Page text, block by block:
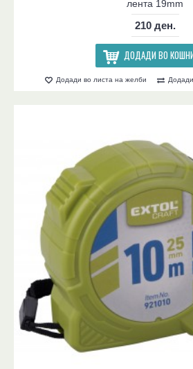
лента 19mm
210 ден.
ДОДАДИ ВО
Додади во листа на желби